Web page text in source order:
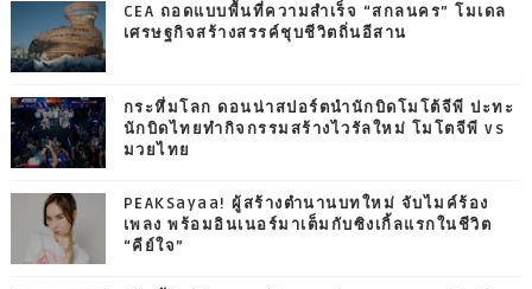
CEA ถอดแบบพื้นที่ความสำเร็จ “สกลนคร” โมเดล
เศรษฐกิจสร้างสรรค์ชุบชีวิตถิ่นอีสาน
กระหึ่มโลก ดอนน่าสปอร์ตนำนักบิดโมโต้จีพี ปะทะ
นักบิดไทยทำกิจกรรมสร้างไวรัลใหม่ โมโตจีพี vs
มวยไทย
PEAKSayaa! ผู้สร้างตำนานบทใหม่ จับไมค์ร้อง
เพลง พร้อมอินเนอร์มาเต็มกับซิงเกิ้ลแรกในชีวิต
“คีย์ใจ”